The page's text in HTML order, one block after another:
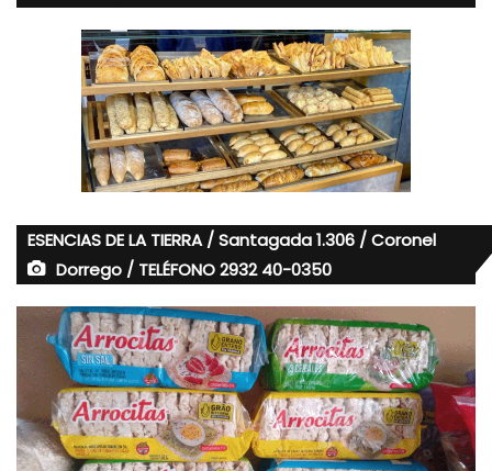
ESENCIAS DE LA TIERRA / Santagada 1.306 / Coronel
Dorrego / TELÉFONO 2932 40-0350